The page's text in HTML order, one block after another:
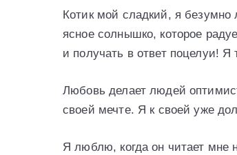
Котик мой сладкий, я
ясное солнышко, которое
и получать в ответ поцелуи!
Любовь делает людей
своей мечте. Я к своей уже
Я люблю, когда он читает мне